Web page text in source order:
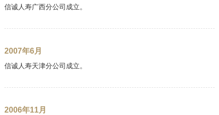
信诚人寿广西分公司成立。
2007年6月
信诚人寿天津分公司成立。
2006年11月